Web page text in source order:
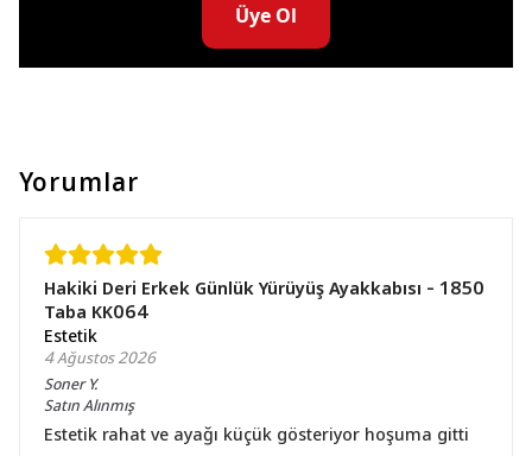
Üye Ol
Yorumlar
Hakiki Deri Erkek Günlük Yürüyüş Ayakkabısı - 1850
Taba KK064
Estetik
4 Ağustos 2026
Soner Y.
Satın Alınmış
Estetik rahat ve ayağı küçük gösteriyor hoşuma gitti